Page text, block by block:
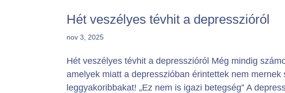
Hét veszélyes tévhit a depresszióról
nov 3, 2025
Hét veszélyes tévhit a depresszióról Még mindig
amelyek miatt a depresszióban érintettek nem
leggyakoribbakat! „Ez nem is igazi betegség” A